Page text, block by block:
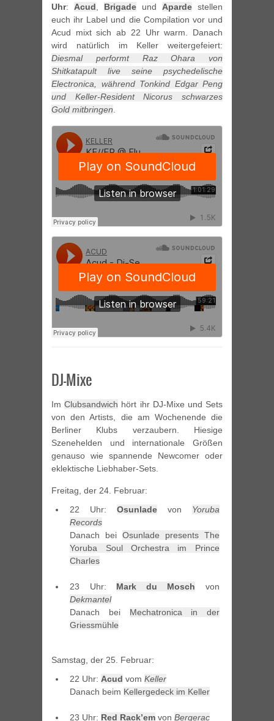
Uhr: Acud, Brigade und Aparde stellen
euch ihr Label und die Compilation vor und
Acud mixt sich ab 22 Uhr warm. Danach
wird natürlich im Keller weitergefeiert:
Diesmal performt Raz Ohara von
Shitkatapult live seine psychedelische
Electronica, während Tonkind Edgar Peng
und Keller-Resident Nicorus schwarzes
Gold mitbringen.
DJ-Mixe
ImClubsandwich hört ihr DJ-Mixe und Sets
von den Artists, die am Wochenende die
Berliner Klubs verzaubern. Hiesige
Szenehelden und internationale Größen
genauso wie spannende Newcomer oder
eklektische Liebhaber-Sets.
Freitag, der 24. Februar:
22 Uhr: Osunlade von Yoruba
Records
Danach bei Osunlade presents The
Yoruba Soul Orchestra im Prince
Charles
23 Uhr: Mark du Mosch von
Dekmantel
Danach bei Mechatronica in der
Griessmühle
Samstag, der 25. Februar:
22 Uhr:Acud vomKeller
Danach beim Kellergedeck im Keller
23 Uhr: Red Rack’em vonBergerac